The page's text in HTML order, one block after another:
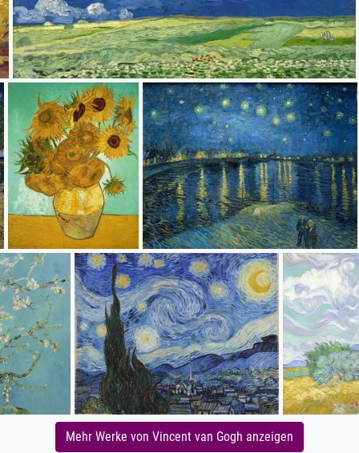
Mehr Werke von Vincent van Gogh anzeigen